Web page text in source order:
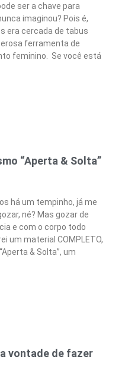
ser a chave para
imaginou? Pois é,
era cercada de tabus
ferramenta de
feminino. Se você está
“Aperta & Solta”
há um tempinho, já me
né? Mas gozar de
e com o corpo todo
um material COMPLETO,
& Solta”, um
vontade de fazer